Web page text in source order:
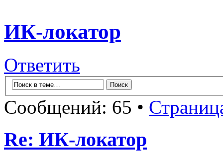
ИК-локатор
Ответить
Сообщений: 65 •
Re: ИК-локатор